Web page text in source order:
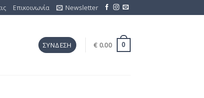
Επικοινωνία Newsletter
ΣΎΝΔΕΣΗ € 0.00 0